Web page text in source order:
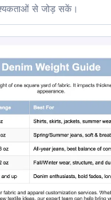
से जोड़ सकें।